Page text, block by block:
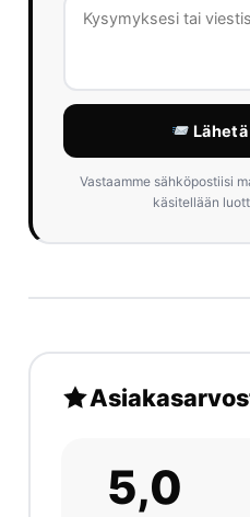
Vastaamme sähköpostiisi
käsitellään
5,0